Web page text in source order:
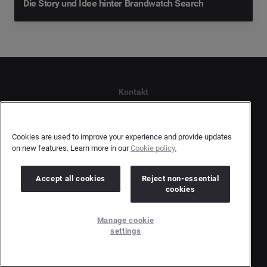
Die Story und Idee hinter Brandwatch Search
Kontakt
Terms and Conditions
Registergericht: Amtsgericht Frankfurt am Main | Registernummer: HRB 138083 |
Umsatzsteuer-Identifikationsnummer: DE278408482
Cookies are used to improve your experience and provide updates
on new features. Learn more in ourCookie policy.
Accept all cookies
Reject non-essential
cookies
Manage cookie
settings